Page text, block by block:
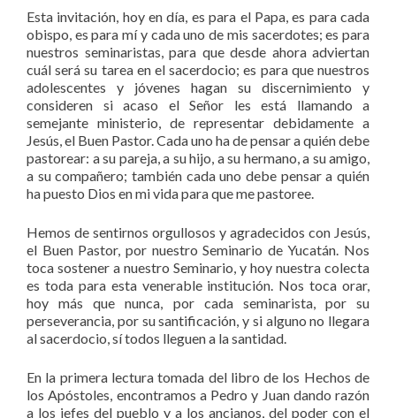
Esta invitación, hoy en día, es para el Papa, es para cada
obispo, es para mí y cada uno de mis sacerdotes; es para
nuestros seminaristas, para que desde ahora adviertan
cuál será su tarea en el sacerdocio; es para que nuestros
adolescentes y jóvenes hagan su discernimiento y
consideren si acaso el Señor les está llamando a
semejante ministerio, de representar debidamente a
Jesús, el Buen Pastor. Cada uno ha de pensar a quién debe
pastorear: a su pareja, a su hijo, a su hermano, a su amigo,
a su compañero; también cada uno debe pensar a quién
ha puesto Dios en mi vida para que me pastoree.
Hemos de sentirnos orgullosos y agradecidos con Jesús,
el Buen Pastor, por nuestro Seminario de Yucatán. Nos
toca sostener a nuestro Seminario, y hoy nuestra colecta
es toda para esta venerable institución. Nos toca orar,
hoy más que nunca, por cada seminarista, por su
perseverancia, por su santificación, y si alguno no llegara
al sacerdocio, sí todos lleguen a la santidad.
En la primera lectura tomada del libro de los Hechos de
los Apóstoles, encontramos a Pedro y Juan dando razón
a los jefes del pueblo y a los ancianos, del poder con el